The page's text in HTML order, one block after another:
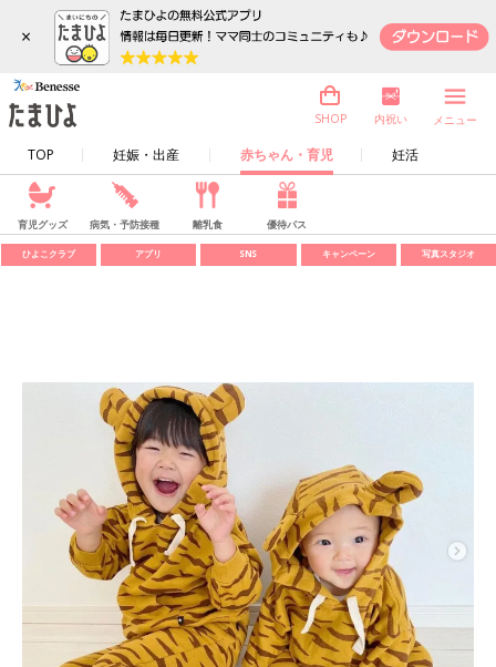
×
TOP 妊娠・出産 赤ちゃん・育児 妊活
SHOP 内祝い メニュー
育児グッズ 病気・予防接種 離乳食 優待パス
ひよこクラブ アプリ SNS キャンペーン 写真スタジオ